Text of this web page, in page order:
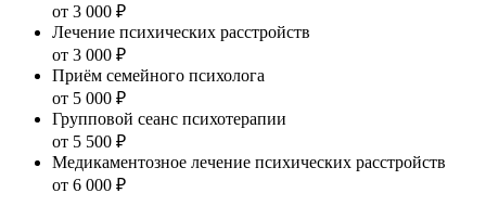
от 3 000 ₽
Лечение психических расстройств
от 3 000 ₽
Приём семейного психолога
от 5 000 ₽
Групповой сеанс психотерапии
от 5 500 ₽
Медикаментозное лечение психических расстройств
от 6 000 ₽